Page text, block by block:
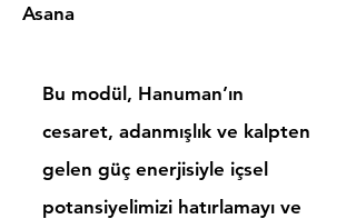
Asana
Bu modül, Hanuman’ın
cesaret, adanmışlık ve kalpten
gelen güç enerjisiyle içsel
potansiyelimizi hatırlamayı ve